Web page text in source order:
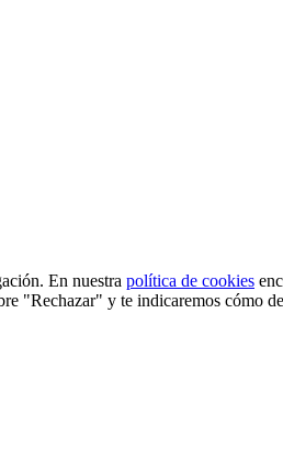
En nuestra política de cookies
"Rechazar" y te indicaremos cómo